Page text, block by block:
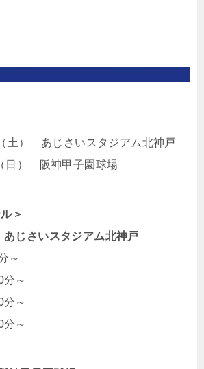
土） あじさいスタジアム北神戸
日） 阪神甲子園球場
＞
あじさいスタジアム北神戸
～
～
～
～